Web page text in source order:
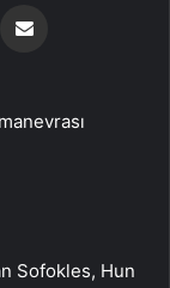
Sofokles, Hun